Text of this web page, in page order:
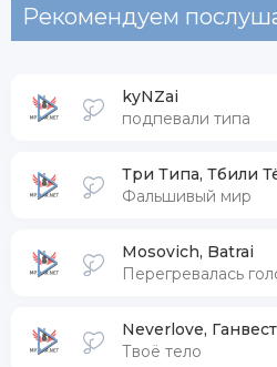
Рекомендуем
kyNZai
подпевали типа
Фальшивый мир
Mosovich, Batrai
Перегревалась
Neverlove, Ганвест
Твоё тело